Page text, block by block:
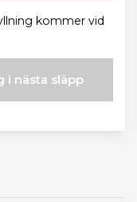
kommer vid
i nästa släpp